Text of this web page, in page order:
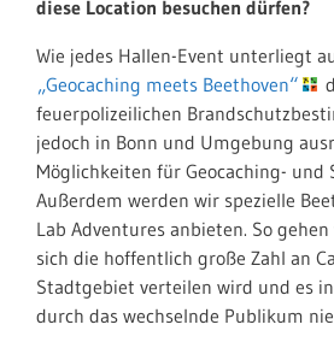
diese Location besuchen dürfen?
Wie jedes Hallen-Event unterliegt
„Geocaching meets Beethoven“
feuerpolizeilichen
jedoch in Bonn und Umgebung
Möglichkeiten für Geocaching- und
Außerdem werden wir spezielle
Lab Adventures anbieten. So
sich die hoffentlich große Zahl an
Stadtgebiet verteilen wird und es
durch das wechselnde Publikum